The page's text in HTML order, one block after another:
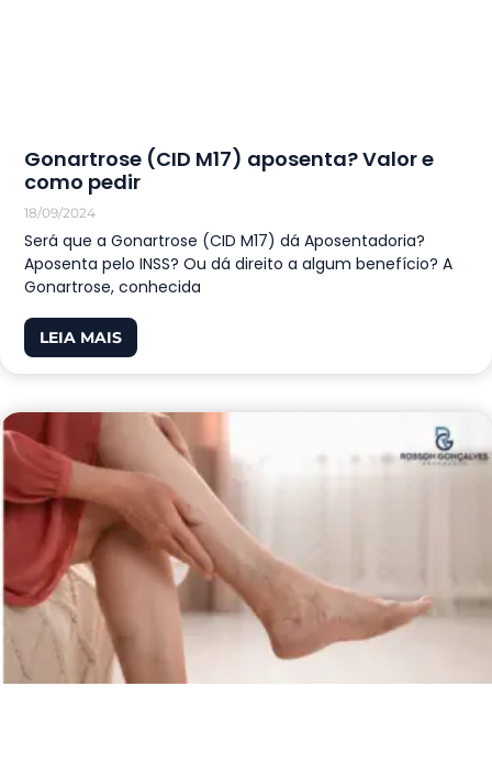
Gonartrose (CID M17) aposenta? Valor e
como pedir
18/09/2024
Será que a Gonartrose (CID M17) dá Aposentadoria?
Aposenta pelo INSS? Ou dá direito a algum benefício? A
Gonartrose, conhecida
LEIA MAIS